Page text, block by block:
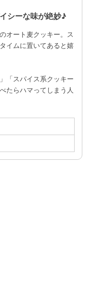
シーな味が絶妙♪
オート麦クッキー。ス
イムに置いてあると嬉
「スパイス系クッキー
たらハマってしまう人